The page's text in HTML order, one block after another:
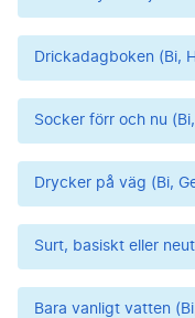
Drickadagboken (Bi,
Socker förr och nu
Drycker på väg (Bi,
Surt, basiskt eller
Bara vanligt vatten